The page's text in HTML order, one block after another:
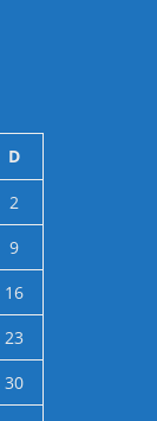
D
2
9
16
23
30